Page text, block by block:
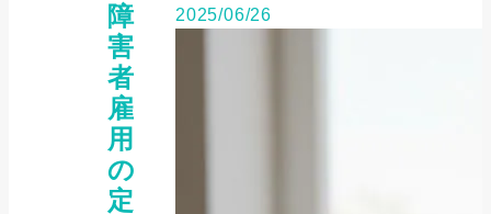
障
害
者
雇
用
の
定
2025/06/26